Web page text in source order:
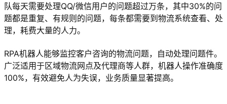
队每天需要处理QQ/微信用户的问题超过万条，其中30%的问
题都是重复、有规则的问题，每条都需要到物流系统查看、处
理，耗费大量的人力。
RPA机器人能够监控客户咨询的物流问题，自动处理问题件。
广泛适用于区域物流网点及代理商等人群，机器人操作准确度
100%，有效避免人为失误，业务质量显著提高。